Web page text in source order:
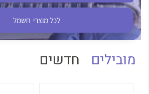
לכל מוצרי חשמל
מובילים חדשים